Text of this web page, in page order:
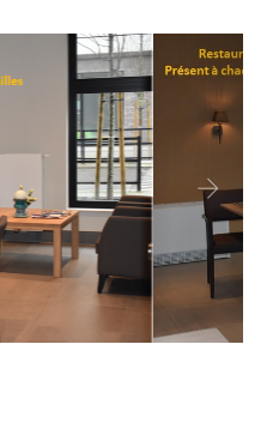
als
op